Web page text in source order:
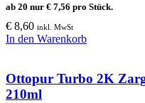
ab 20 nur € 7,56 pro Stück.
€ 8,60 inkl. MwSt
In den Warenkorb
Ottopur Turbo 2K
210ml